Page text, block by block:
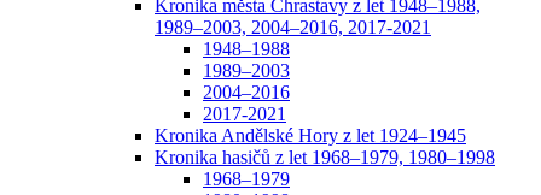
Kronika města Chrastavy z let 1948–1988,
1989–2003, 2004–2016, 2017-2021
1948–1988
1989–2003
2004–2016
2017-2021
Kronika Andělské Hory z let 1924–1945
Kronika hasičů z let 1968–1979, 1980–1998
1968–1979